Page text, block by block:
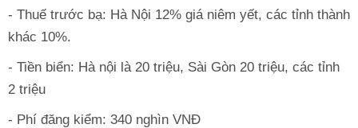
- Thuế trước bạ: Hà Nội 12% giá niêm yết, các tỉnh thành
khác 10%.
- Tiền biển: Hà nội là 20 triệu, Sài Gòn 20 triệu, các tỉnh
2 triệu
- Phí đăng kiểm: 340 nghìn VNĐ